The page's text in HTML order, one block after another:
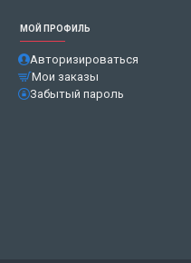
МОЙ ПРОФИЛЬ
Авторизироваться
Мои заказы
Забытый пароль